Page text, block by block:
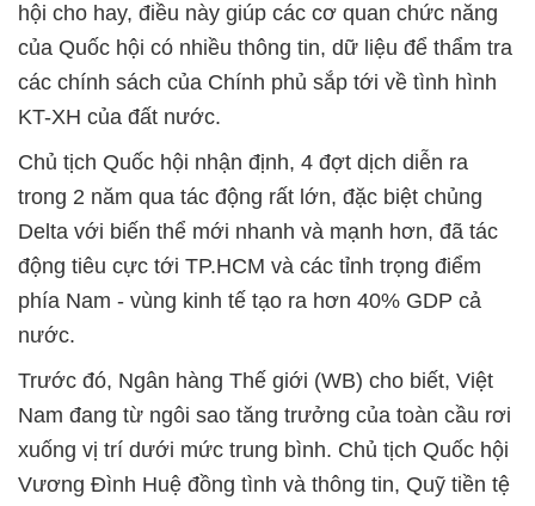
hội cho hay, điều này giúp các cơ quan chức năng
của Quốc hội có nhiều thông tin, dữ liệu để thẩm tra
các chính sách của Chính phủ sắp tới về tình hình
KT-XH của đất nước.
Chủ tịch Quốc hội nhận định, 4 đợt dịch diễn ra
trong 2 năm qua tác động rất lớn, đặc biệt chủng
Delta với biến thể mới nhanh và mạnh hơn, đã tác
động tiêu cực tới TP.HCM và các tỉnh trọng điểm
phía Nam - vùng kinh tế tạo ra hơn 40% GDP cả
nước.
Trước đó, Ngân hàng Thế giới (WB) cho biết, Việt
Nam đang từ ngôi sao tăng trưởng của toàn cầu rơi
xuống vị trí dưới mức trung bình. Chủ tịch Quốc hội
Vương Đình Huệ đồng tình và thông tin, Quỹ tiền tệ